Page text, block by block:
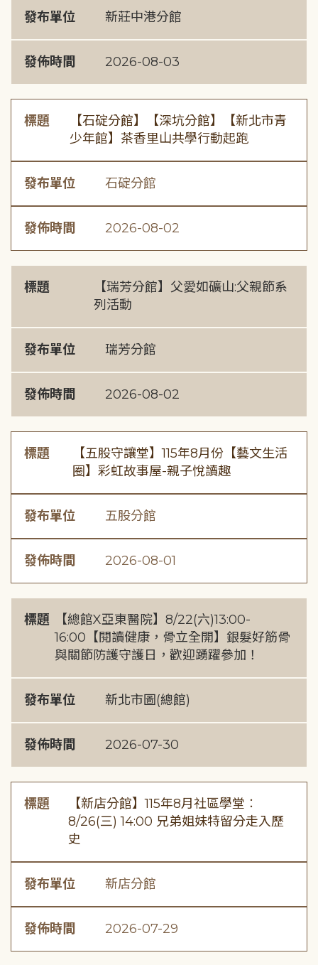
發布單位 新莊中港分館
發佈時間 2026-08-03
標題
【石碇分館】【深坑分館】【新北市青
少年館】茶香里山共學行動起跑
發布單位 石碇分館
發佈時間 2026-08-02
標題
【瑞芳分館】父愛如礦山:父親節系
列活動
發布單位 瑞芳分館
發佈時間 2026-08-02
標題
【五股守讓堂】115年8月份【藝文生活
圈】彩虹故事屋-親子悅讀趣
發布單位 五股分館
發佈時間 2026-08-01
標題
【總館X亞東醫院】8/22(六)13:00-
16:00【閱讀健康，骨立全開】銀髮好筋骨
與關節防護守護日，歡迎踴躍參加！
發布單位 新北市圖(總館)
發佈時間 2026-07-30
標題
【新店分館】115年8月社區學堂︰
8/26(三) 14:00 兄弟姐妹特留分走入歷
史
發布單位 新店分館
發佈時間 2026-07-29